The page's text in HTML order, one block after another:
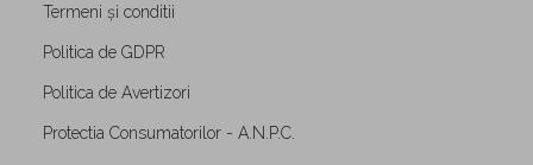
Termeni și conditii
Politica de GDPR
Politica de Avertizori
Protectia Consumatorilor - A.N.P.C.